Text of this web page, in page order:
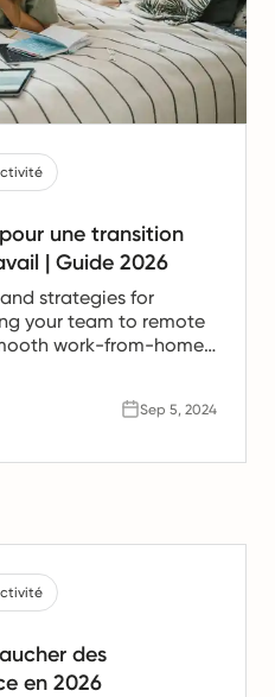
une transition
| Guide 2026
strategies for
your team to remote
work-from-home
Sep 5, 2024
des
en 2026